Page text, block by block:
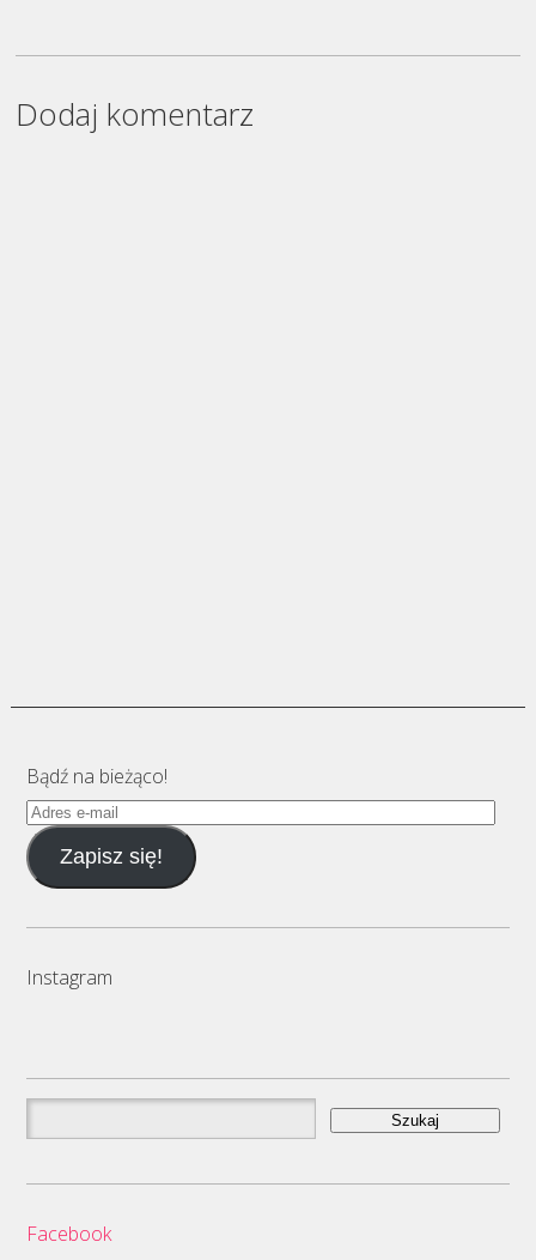
Dodaj komentarz
Bądź na bieżąco!
Adres
e-
mailZapisz się!
Instagram
Szukaj:
Facebook